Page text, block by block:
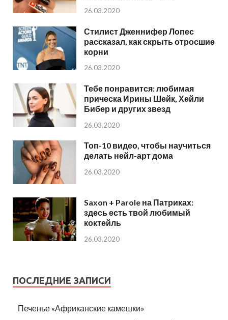
26.03.2020
Стилист Дженнифер Лопес
рассказал, как скрыть отросшие
корни
26.03.2020
Тебе понравится: любимая
прическа Ирины Шейк, Хейли
Бибер и других звезд
26.03.2020
Топ-10 видео, чтобы научиться
делать нейл-арт дома
26.03.2020
Saxon + Parole на Патриках:
здесь есть твой любимый
коктейль
26.03.2020
ПОСЛЕДНИЕ ЗАПИСИ
Печенье «Африканские камешки»